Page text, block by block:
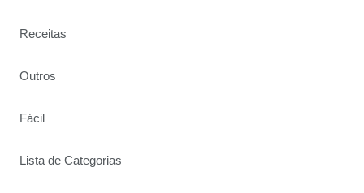
Receitas
Outros
Fácil
Lista de Categorias